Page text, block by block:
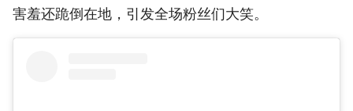
害羞还跪倒在地，引发全场粉丝们大笑。